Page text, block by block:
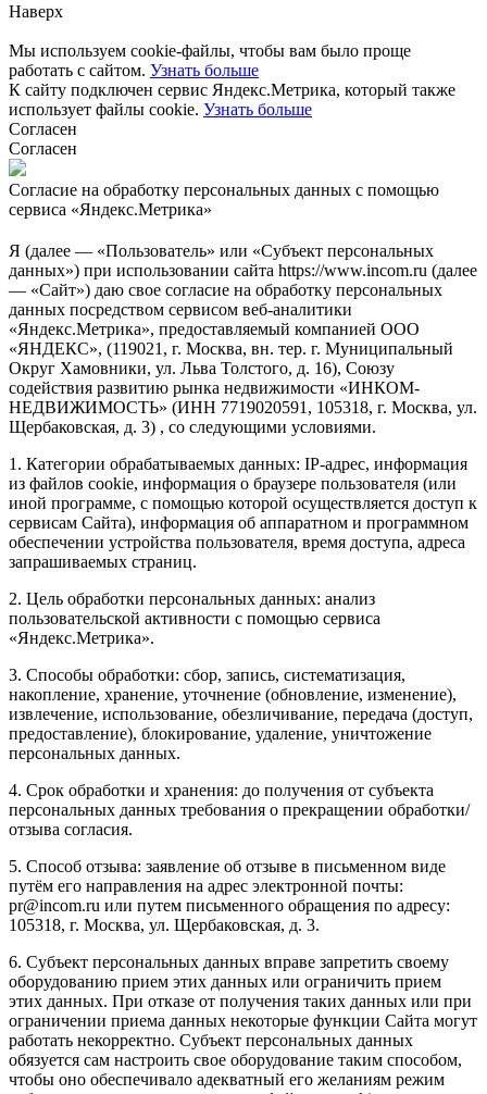
Наверх
Мы используем cookie-файлы, чтобы вам было проще
работать с сайтом. Узнать больше
К сайту подключен сервис Яндекс.Метрика, который также
использует файлы cookie. Узнать больше
Согласен
Согласен
Согласие на обработку персональных данных с помощью
сервиса «Яндекс.Метрика»
Я (далее — «Пользователь» или «Субъект персональных
данных») при использовании сайта https://www.incom.ru (далее
— «Сайт») даю свое согласие на обработку персональных
данных посредством сервисом веб-аналитики
«Яндекс.Метрика», предоставляемый компанией ООО
«ЯНДЕКС», (119021, г. Москва, вн. тер. г. Муниципальный
Округ Хамовники, ул. Льва Толстого, д. 16), Союзу
содействия развитию рынка недвижимости «ИНКОМ-
НЕДВИЖИМОСТЬ» (ИНН 7719020591, 105318, г. Москва, ул.
Щербаковская, д. 3) , со следующими условиями.
1. Категории обрабатываемых данных: IP-адрес, информация
из файлов cookie, информация о браузере пользователя (или
иной программе, с помощью которой осуществляется доступ к
сервисам Сайта), информация об аппаратном и программном
обеспечении устройства пользователя, время доступа, адреса
запрашиваемых страниц.
2. Цель обработки персональных данных: анализ
пользовательской активности с помощью сервиса
«Яндекс.Метрика».
3. Способы обработки: сбор, запись, систематизация,
накопление, хранение, уточнение (обновление, изменение),
извлечение, использование, обезличивание, передача (доступ,
предоставление), блокирование, удаление, уничтожение
персональных данных.
4. Срок обработки и хранения: до получения от субъекта
персональных данных требования о прекращении обработки/
отзыва согласия.
5. Способ отзыва: заявление об отзыве в письменном виде
путём его направления на адрес электронной почты:
pr@incom.ru или путем письменного обращения по адресу:
105318, г. Москва, ул. Щербаковская, д. 3.
6. Субъект персональных данных вправе запретить своему
оборудованию прием этих данных или ограничить прием
этих данных. При отказе от получения таких данных или при
ограничении приема данных некоторые функции Сайта могут
работать некорректно. Субъект персональных данных
обязуется сам настроить свое оборудование таким способом,
чтобы оно обеспечивало адекватный его желаниям режим